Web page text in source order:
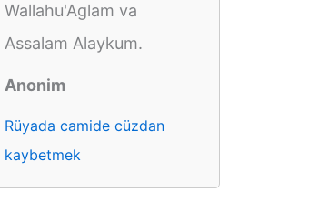
Wallahu'Aglam va
Assalam Alaykum.
Anonim
Rüyada camide cüzdan
kaybetmek